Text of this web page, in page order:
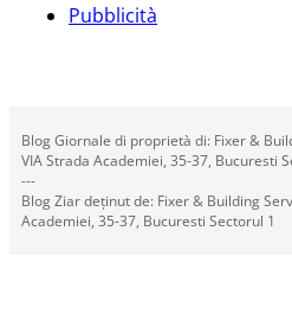
Pubblicità
Blog Giornale di proprietà di: Fixer &
VIA Strada Academiei, 35-37, Bucuresti
---
Blog Ziar deținut de: Fixer & Building
Academiei, 35-37, Bucuresti Sectorul 1